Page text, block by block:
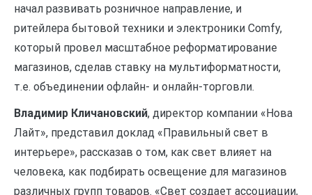
начал развивать розничное направление, и
ритейлера бытовой техники и электроники Comfy,
который провел масштабное реформатирование
магазинов, сделав ставку на мультиформатности,
т.е. объединении офлайн- и онлайн-торговли.
Владимир Кличановский, директор компании «Нова
Лайт», представил доклад «Правильный свет в
интерьере», рассказав о том, как свет влияет на
человека, как подбирать освещение для магазинов
различных групп товаров. «Свет создает ассоциации,